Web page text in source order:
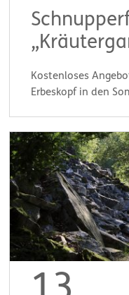
Kostenloses
Erbeskopf in den
Start: 14:00 Uhr